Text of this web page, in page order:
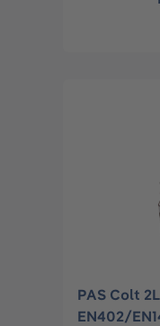
PAS Colt
EN402/